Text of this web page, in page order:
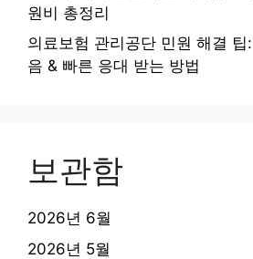
원비 총정리
의료보험 관리공단 민원 해결
음 & 빠른 응대 받는 방법
보관함
2026년 6월
2026년 5월